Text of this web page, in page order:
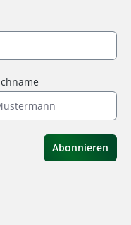
Abonnieren